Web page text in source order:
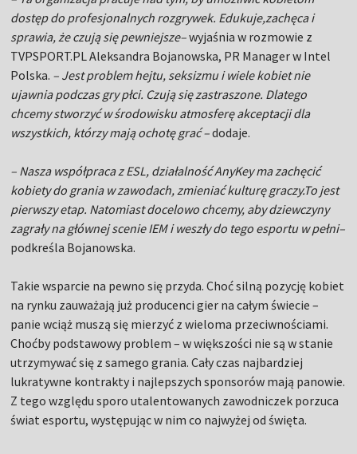
dostęp do profesjonalnych rozgrywek. Edukuje,zachęca i
sprawia, że czują się pewniejsze–wyjaśnia w rozmowie z
TVPSPORT.PL Aleksandra Bojanowska, PR Manager w Intel
Polska. – Jest problem hejtu, seksizmu i wiele kobiet nie
ujawnia podczas gry płci. Czują się zastraszone. Dlatego
chcemy stworzyć w środowisku atmosferę akceptacji dla
wszystkich, którzy mają ochotę grać –dodaje.
– Nasza współpraca z ESL, działalność AnyKey ma zachęcić
kobiety do grania w zawodach, zmieniać kulturę graczy.To jest
pierwszy etap. Natomiast docelowo chcemy, aby dziewczyny
zagrały na głównej scenie IEM i weszły do tego esportu w pełni–
podkreśla Bojanowska.
Takie wsparcie na pewno się przyda. Choć silną pozycję kobiet
na rynku zauważają już producenci gier na całym świecie –
panie wciąż muszą się mierzyć z wieloma przeciwnościami.
Choćby podstawowy problem – w większości nie są w stanie
utrzymywać się z samego grania. Cały czas najbardziej
lukratywne kontrakty i najlepszych sponsorów mają panowie.
Z tego względu sporo utalentowanych zawodniczek porzuca
świat esportu, występując w nim co najwyżej od święta.